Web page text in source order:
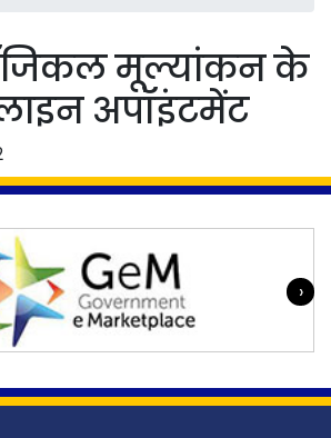
मूल्यांकन के
अपॉइंटमेंट
›